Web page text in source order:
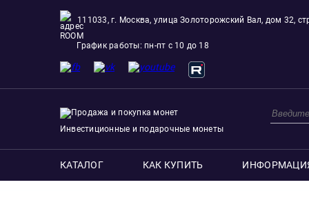
111033, г. Москва, улица Золоторожский Вал, дом 32,
ROOM
График работы: пн-пт с 10 до 18
Инвестиционные и подарочные монеты
КАТАЛОГ КАК КУПИТЬ